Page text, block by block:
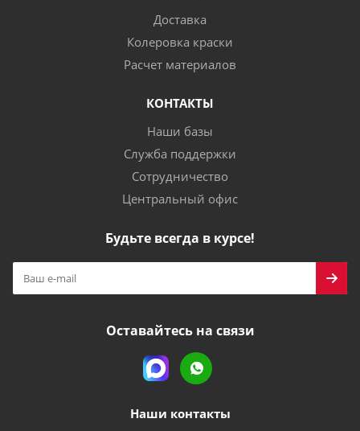
Доставка
Колеровка краски
Расчет материалов
КОНТАКТЫ
Наши базы
Служба поддержки
Сотрудничество
Центральный офис
Будьте всегда в курсе!
Оставайтесь на связи
Наши контакты